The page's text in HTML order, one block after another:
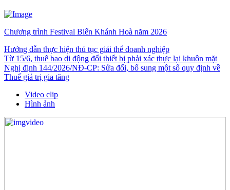
Chương trình Festival Biển Khánh Hoà năm 2026
Hướng dẫn thực hiện thủ tục giải thể doanh nghiệp
Từ 15/6, thuê bao di động đổi thiết bị phải xác thực lại khuôn mặt
Nghị định 144/2026/NĐ-CP: Sửa đổi, bổ sung một số quy định về
Thuế giá trị gia tăng
Video clip
Hình ảnh